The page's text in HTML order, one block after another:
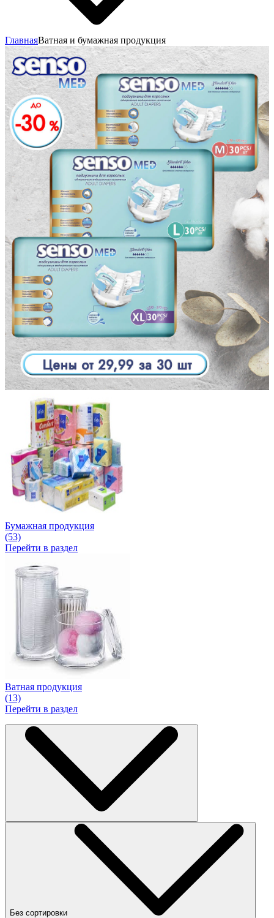
ГлавнаяВатная и бумажная продукция
Бумажная продукция
(53)
Перейти в раздел
Ватная продукция
(13)
Перейти в раздел
Без сортировки